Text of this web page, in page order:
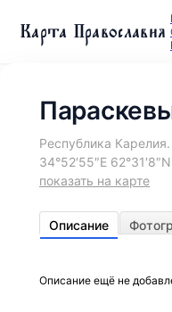
Карта Православия
Республика
34°52′55″E 62°31′8″N
показать на карте
Описание
Описание ещё не